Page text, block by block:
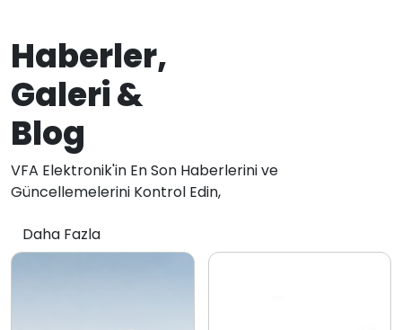
Haberler,
Galeri &
Blog
VFA Elektronik'in En Son Haberlerini ve
Güncellemelerini Kontrol Edin,
Daha Fazla